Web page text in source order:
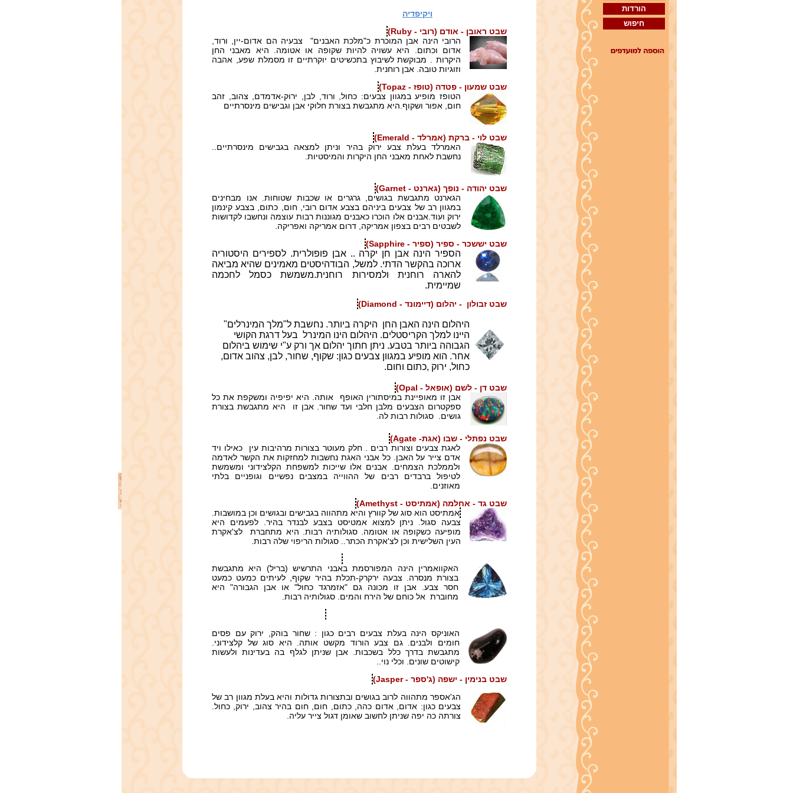
הורדות
חיפוש
ויקיפדיה
שבט ראובן - אודם (רובי - Ruby)
הרובי הינה אבן המוכרת כ"מלכת האבנים" צבעיה הם אדום-יין, ורוד,
אדום וכתום. היא עשויה להיות שקופה או אטומה. היא מאבני החן
היקרות . מבוקשת לשיבוץ בתכשיטים יוקרתיים זו מסמלת שפע, אהבה
וזוגיות טובה. אבן רוחנית.
שבט שמעון - פטדה (טופז - Topaz)
הטופז מופיע במגוון צבעים: כחול, ורוד, לבן, ירוק-אדמדם, צהוב, זהב
חום, אפור ושקוף.היא מתגבשת בצורת חלוקי אבן וגבישים מינסרתיים
שבט לוי - ברקת (אמרלד - Emerald)
האמרלד בעלת צבע ירוק בהיר וניתן למצאה בגבישים מינסרתיים..
נחשבת לאחת מאבני החן היקרות והמיסטיות.
שבט יהודה - נופך (גארנט - Garnet)
הגארנט מתגבשת בגושים, גרגרים או שכבות שטוחות. אנו מבחינים
במגוון רב של צבעים ביניהם בצבע אדום רובי, חום, כתום, בצבע קינמון
ירוק ועוד.אבנים אלו הוכרו כאבנים מגוננות רבות עוצמה ונחשבו לקדושות
לשבטים רבים בצפון אמריקה, דרום אמריקה ואפריקה.
שבט יששכר - ספיר (ספיר - Sapphire)
הספיר הינה אבן חן יקרה .. אבן פופולרית. לספירים היסטוריה
ארוכה בהקשר הדתי. למשל, הבודהיסטים מאמינים שהיא מביאה
להארה רוחנית ולמסירות רוחנית.משמשת כסמל לחכמה
שמיימית.
שבט זבולון - יהלום (דיימונד - Diamond)
היהלום הינה האבן החן היקרה ביותר. נחשבת ל"מלך המינרלים"
היינו למלך הקריסטלים. היהלום הינו המינרל בעל דרגת הקושי
הגבוהה ביותר בטבע. ניתן חתוך יהלום אך ורק ע"י שימוש ביהלום
אחר. הוא מופיע במגוון צבעים כגון: שקוף, שחור, לבן, צהוב אדום,
כחול, ירוק ,כתום וחום.
שבט דן - לשם (אופאל - Opal)
אבן זו מאופיינת במיסתורין האופף אותה. היא יפיפיה ומשקפת את כל
ספקטרום הצבעים מלבן חלבי ועד שחור. אבן זו היא מתגבשת בצורת
גושים. סגולות רבות לה.
שבט נפתלי - שבו (אגת- Agate)
לאגת צבעים וצורות רבים . חלק מעוטר בצורות מרהיבות עין כאילו ויד
אדם צייר על האבן. כל אבני האגת נחשבות למחזקות את הקשר לאדמה
ולממלכת הצמחים. אבנים אלו שייכות למשפחת הקלצידוני ומשמשת
לטיפול ברבדים רבים של ההווייה במצבים נפשיים וגופניים בלתי
מאוזנים.
שבט גד - אחלמה (אמתיסט - Amethyst)
אמתיסט הוא סוג של קוורץ והיא מתהווה בגבישים ובגושים וכן במושבות.
צבעה סגול. ניתן למצוא אמטיסט בצבע לבנדר בהיר. לפעמים היא
מופיעה כשקופה או אטומה. סגולותיה רבות. היא מתחברת לצ'אקרת
העין השלישית וכן לצ'אקרת הכתר.. סגולות הריפוי שלה רבות.
האקוואמרין הינה המפורסמת באבני התרשיש (בריל) היא מתגבשת
בצורת מנסרה. צבעה ירקרק-תכלת בהיר שקוף, לעיתים כמעט כמעט
חסר צבע. אבן זו מכונה גם "אזמרגד כחול" או אבן הגבורה" היא
מחוברת אל כוחם של הירח והמים. סגולותיה רבות.
האוניקס הינה בעלת צבעים רבים כגון : שחור בוהק, ירוק עם פסים
חומים ולבנים. גם צבע הורוד מקשט אותה. היא סוג של קלצידוני.
מתגבשת בדרך כלל בשכבות. אבן שניתן לגלף בה בעדינות ולעשות
קישוטים שונים. וכלי נוי..
שבט בנימין - ישפה (ג'ספר - Jasper)
הג'אספר מתהווה לרוב בגושים ובתצורות גדולות והיא בעלת מגוון רב של
צבעים כגון: אדום, אדום כהה, כתום, חום, חום בהיר צהוב, ירוק, כחול.
צורתה כה יפה שניתן לחשוב שאומן דגול צייר עליה.